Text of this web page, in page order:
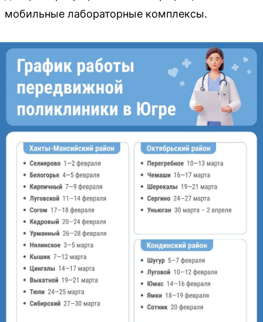
мобильные лабораторные комплексы.